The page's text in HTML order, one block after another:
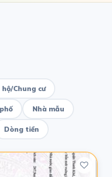
hộ/Chung cư
Nhà mẫu
Dòng tiền